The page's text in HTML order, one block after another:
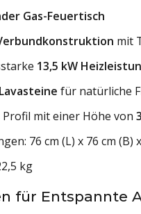
Gas-Feuertisch
mit
13,5 kW
Lavasteine für natürliche
mit einer Höhe von
76 cm (L) x 76 cm (B)
kg
für Entspannte